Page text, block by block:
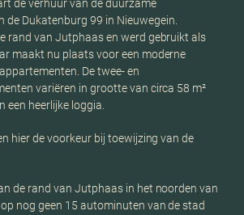
de verhuur van de duurzame
de Dukatenburg 99 in Nieuwegein.
rand van Jutphaas en werd gebruikt als
maakt nu plaats voor een moderne
De twee- en
variëren in grootte van circa 58 m²
een heerlijke loggia.
hier de voorkeur bij toewijzing van de
de rand van Jutphaas in het noorden van
nog geen 15 autominuten van de stad